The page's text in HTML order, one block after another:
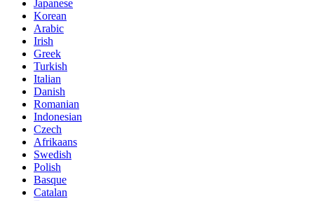
Japanese
Korean
Arabic
Irish
Greek
Turkish
Italian
Danish
Romanian
Indonesian
Czech
Afrikaans
Swedish
Polish
Basque
Catalan